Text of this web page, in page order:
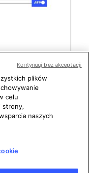
zaburzenia
plików
celu
strony,
naszych
Kontynuuj bez akceptacji